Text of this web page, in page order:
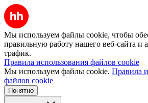
Мы используем файлы cookie, чтобы
правильную работу нашего веб-сайта и
трафик.
Правила использования файлов cookie
Мы используем файлы cookie. Правила
файлов cookie
Понятно